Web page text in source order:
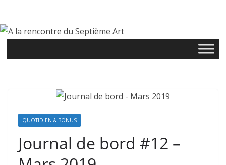
contenu
QUOTIDIEN & BONUS
Journal de bord #12 –